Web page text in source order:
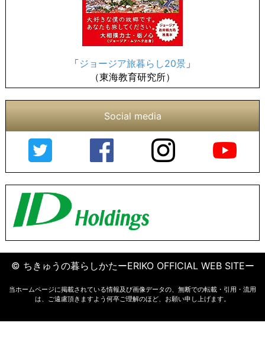
「ジョージア旅暮らし20景 」
（東海教育研究所）
Social media
© ちきゅうの暮らしかたーERIKO OFFICIAL WEB SITEー
当ホームページに掲載されている情報及び画像データの、無断での転載・引用・流用
は、ご遠慮頂きますよう何卒ご理解のほど、お願い申し上げます。